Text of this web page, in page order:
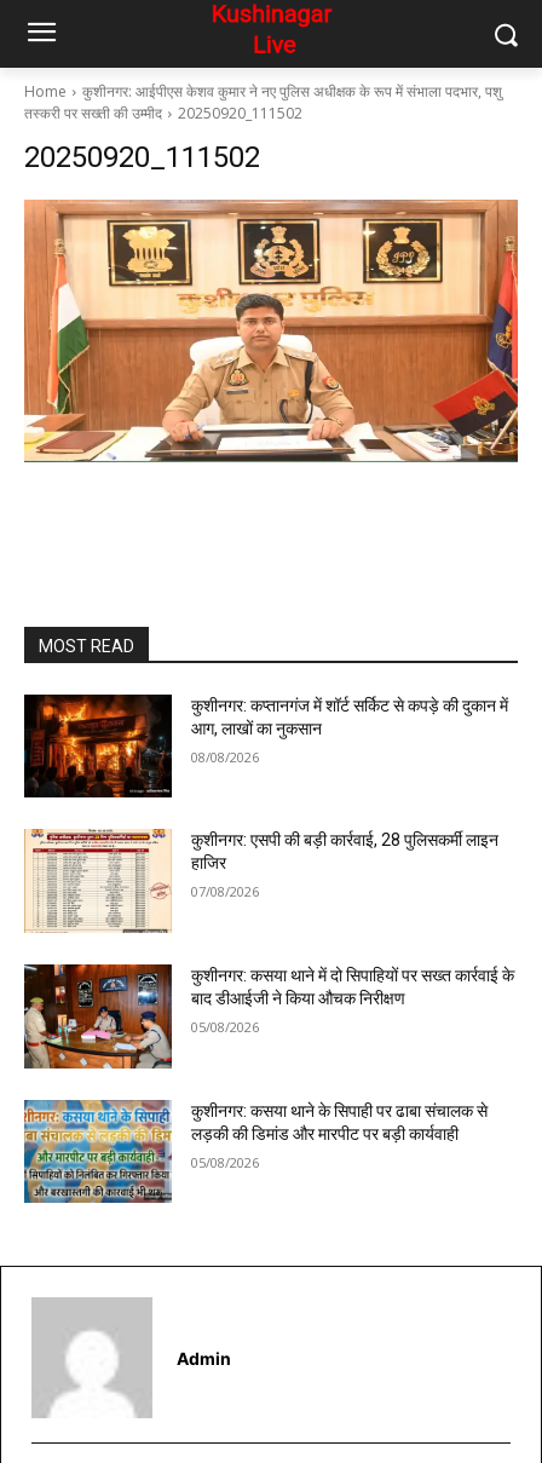
Home
कुशीनगर: आईपीएस केशव कुमार ने नए पुलिस अधीक्षक के रूप में संभाला पदभार, पशु
तस्करी पर सख्ती की उम्मीद
20250920_111502
20250920_111502
MOST READ
कुशीनगर: कप्तानगंज में शॉर्ट सर्किट से कपड़े की दुकान में
आग, लाखों का नुकसान
08/08/2026
कुशीनगर: एसपी की बड़ी कार्रवाई, 28 पुलिसकर्मी लाइन
हाजिर
07/08/2026
कुशीनगर: कसया थाने में दो सिपाहियों पर सख्त कार्रवाई के
बाद डीआईजी ने किया औचक निरीक्षण
05/08/2026
कुशीनगर: कसया थाने के सिपाही पर ढाबा संचालक से
लड़की की डिमांड और मारपीट पर बड़ी कार्यवाही
05/08/2026
Admin